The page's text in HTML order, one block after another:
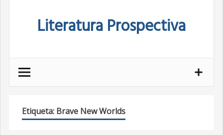
Literatura Prospectiva
Etiqueta: Brave New Worlds